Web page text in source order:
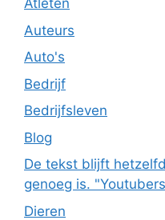
Atleten
Auteurs
Auto's
Bedrijf
Bedrijfsleven
Blog
De tekst blijft
genoeg is.
Dieren